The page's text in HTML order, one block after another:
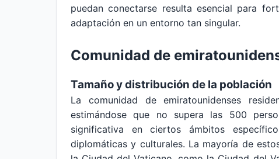
puedan conectarse resulta esencial para
adaptación en un entorno tan singular.
Comunidad de
Tamaño y distribución de la población
La comunidad de emiratounidenses
estimándose que no supera las 500
significativa en ciertos ámbitos
diplomáticas y culturales. La mayoría de